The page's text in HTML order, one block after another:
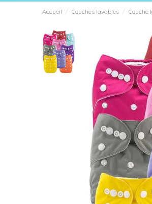
Accueil Couches lavables Couche